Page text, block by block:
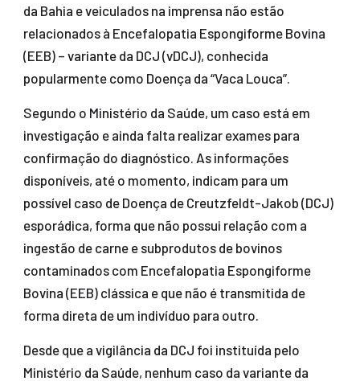
da Bahia e veiculados na imprensa não estão
relacionados à Encefalopatia Espongiforme Bovina
(EEB) – variante da DCJ (vDCJ), conhecida
popularmente como Doença da “Vaca Louca”.
Segundo o Ministério da Saúde, um caso está em
investigação e ainda falta realizar exames para
confirmação do diagnóstico. As informações
disponíveis, até o momento, indicam para um
possível caso de Doença de Creutzfeldt-Jakob (DCJ)
esporádica, forma que não possui relação com a
ingestão de carne e subprodutos de bovinos
contaminados com Encefalopatia Espongiforme
Bovina (EEB) clássica e que não é transmitida de
forma direta de um indivíduo para outro.
Desde que a vigilância da DCJ foi instituída pelo
Ministério da Saúde, nenhum caso da variante da